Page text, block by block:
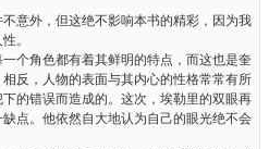
意外，但这绝不影响本书的精彩，因为我
。
个角色都有着其鲜明的特点，而这也是奎
反，人物的表面与其内心的性格常常有所
的错误而造成的。这次，埃勒里的双眼再
点。他依然自大地认为自己的眼光绝不会